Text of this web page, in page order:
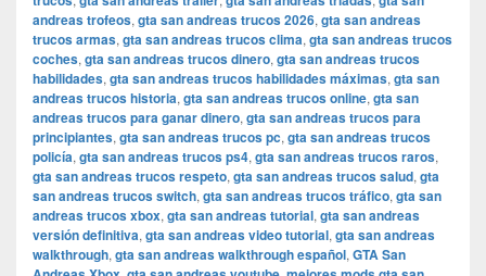
andreas trofeos, gta san andreas trucos 2026, gta san andreas
trucos armas, gta san andreas trucos clima, gta san andreas trucos
coches, gta san andreas trucos dinero, gta san andreas trucos
habilidades, gta san andreas trucos habilidades máximas, gta san
andreas trucos historia, gta san andreas trucos online, gta san
andreas trucos para ganar dinero, gta san andreas trucos para
principiantes, gta san andreas trucos pc, gta san andreas trucos
policía, gta san andreas trucos ps4, gta san andreas trucos raros,
gta san andreas trucos respeto, gta san andreas trucos salud, gta
san andreas trucos switch, gta san andreas trucos tráfico, gta san
andreas trucos xbox, gta san andreas tutorial, gta san andreas
versión definitiva, gta san andreas video tutorial, gta san andreas
walkthrough, gta san andreas walkthrough español, GTA San